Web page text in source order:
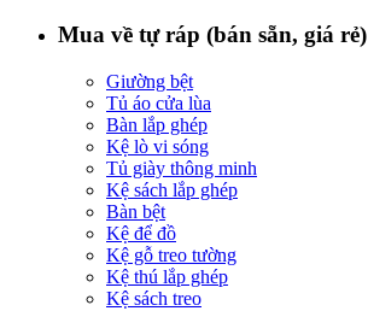
Mua về tự ráp (bán sẵn, giá rẻ)
Giường bệt
Tủ áo cửa lùa
Bàn lắp ghép
Kệ lò vi sóng
Tủ giày thông minh
Kệ sách lắp ghép
Bàn bệt
Kệ để đồ
Kệ gỗ treo tường
Kệ thú lắp ghép
Kệ sách treo